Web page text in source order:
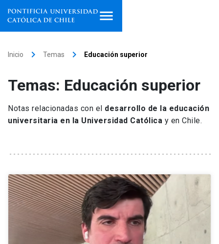
Facultades, escuelas e
institutos
Internacionalización launch
Extensión
Vinculación
Universidad
Inicio keyboard_arrow_right Temas keyboard_arrow_right Educación superior
Temas: Educación superior
Notas relacionadas con el desarrollo de la educación
universitaria en la Universidad Católica y en Chile.